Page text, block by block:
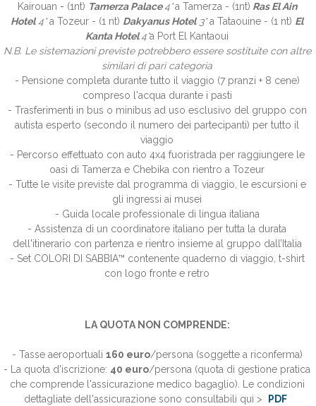
Kairouan - (1nt) Tamerza Palace4* a Tamerza - (1nt) Ras El Ain
Hotel 4*a Tozeur - (1 nt) Dakyanus Hotel 3*a Tataouine - (1 nt) El
Kanta Hotel4*a Port El Kantaoui
N.B. Le sistemazioni previste potrebbero essere sostituite con altre
similari di pari categoria
- Pensione completa durante tutto il viaggio (7 pranzi + 8 cene)
compreso l'acqua durante i pasti
- Trasferimenti in bus o minibus ad uso esclusivo del gruppo con
autista esperto (secondo il numero dei partecipanti) per tutto il
viaggio
- Percorso effettuato con auto 4x4 fuoristrada per raggiungere le
oasi di Tamerza e Chebika con rientro a Tozeur
- Tutte le visite previste dal programma di viaggio, le escursioni e
gli ingressi ai musei
- Guida locale professionale di lingua italiana
- Assistenza di un coordinatore italiano per tutta la durata
dell'itinerario con partenza e rientro insieme al gruppo dall’Italia
- Set COLORI DI SABBIA™ contenente quaderno di viaggio, t-shirt
con logo fronte e retro
LA QUOTA NON COMPRENDE:
- Tasse aeroportuali 160 euro/persona (soggette a riconferma)
- La quota d'iscrizione: 40 euro/persona (quota di gestione pratica
che comprende l'assicurazione medico bagaglio). Le condizioni
dettagliate dell'assicurazione sono consultabili qui >
PDF